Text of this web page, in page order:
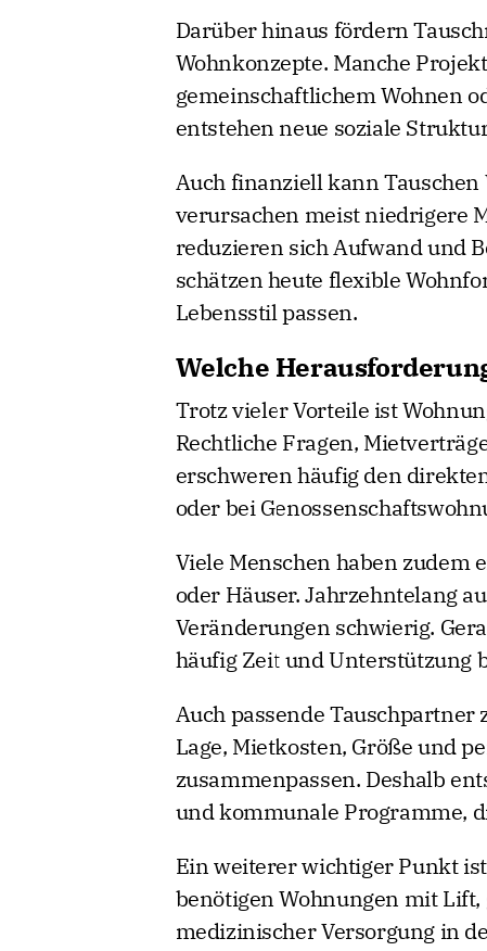
Darüber hinaus fördern
Wohnkonzepte. Manche
gemeinschaftlichem Wohnen
entstehen neue soziale
Auch finanziell kann
verursachen meist niedrigere
reduzieren sich Aufwand und
schätzen heute flexible
Lebensstil passen.
Welche
Trotz vieler Vorteile ist
Rechtliche Fragen,
erschweren häufig den
oder bei
Viele Menschen haben zudem
oder Häuser. Jahrzehntelang
Veränderungen schwierig.
häufig Zeit und Unterstützung
Auch passende
Lage, Mietkosten, Größe und
zusammenpassen. Deshalb
und kommunale Programme,
Ein weiterer wichtiger Punkt
benötigen Wohnungen mit
medizinischer Versorgung in